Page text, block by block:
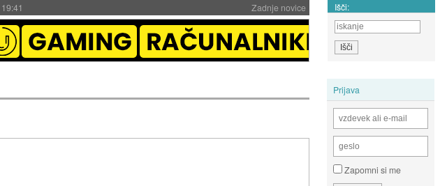
Zadnje novice Išči:
Prijava
Zapomni si me